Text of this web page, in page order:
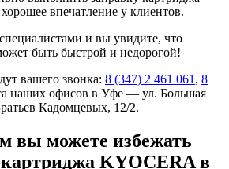
впечатление у клиентов.
и вы увидите, что
быть быстрой и недорогой!
вашего звонка: 8 (347) 2 461 061 , 8
наших офисов в Уфе — ул. Большая
Кадомцевых, 12/2.
вы можете избежать
KYOCERA в